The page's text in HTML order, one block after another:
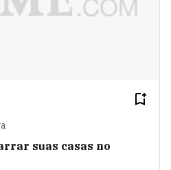
suas casas no